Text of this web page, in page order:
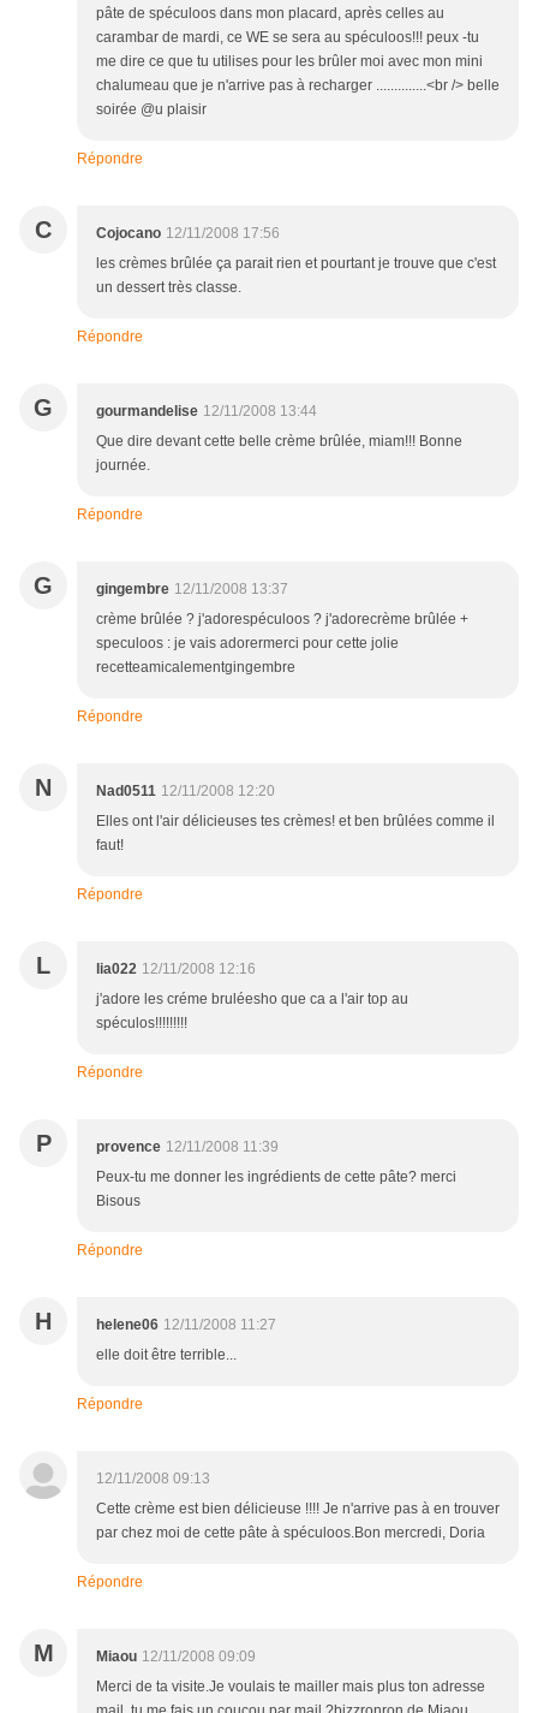
pâte de spéculoos dans mon placard, après celles au
carambar de mardi, ce WE se sera au spéculoos!!! peux -tu
me dire ce que tu utilises pour les brûler moi avec mon mini
chalumeau que je n'arrive pas à recharger ..............<br /> belle
soirée @u plaisir
Répondre
C Cojocano 12/11/2008 17:56
les crèmes brûlée ça parait rien et pourtant je trouve que c'est
un dessert très classe.
Répondre
G gourmandelise 12/11/2008 13:44
Que dire devant cette belle crème brûlée, miam!!! Bonne
journée.
Répondre
G gingembre 12/11/2008 13:37
crème brûlée ? j'adorespéculoos ? j'adorecrème brûlée +
speculoos : je vais adorermerci pour cette jolie
recetteamicalementgingembre
Répondre
N Nad0511 12/11/2008 12:20
Elles ont l'air délicieuses tes crèmes! et ben brûlées comme il
faut!
Répondre
L lia022 12/11/2008 12:16
j'adore les créme bruléesho que ca a l'air top au
spéculos!!!!!!!!!
Répondre
P provence 12/11/2008 11:39
Peux-tu me donner les ingrédients de cette pâte? merci
Bisous
Répondre
H helene06 12/11/2008 11:27
elle doit être terrible...
Répondre
12/11/2008 09:13
Cette crème est bien délicieuse !!!! Je n'arrive pas à en trouver
par chez moi de cette pâte à spéculoos.Bon mercredi, Doria
Répondre
M Miaou 12/11/2008 09:09
Merci de ta visite.Je voulais te mailler mais plus ton adresse